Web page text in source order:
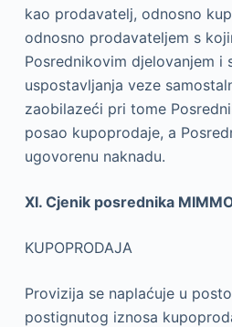
kao prodavatelj, odnosno
odnosno prodavateljem s
Posrednikovim djelovanjem i
uspostavljanja veze
zaobilazeći pri tome
posao kupoprodaje, a
ugovorenu naknadu.
XI. Cjenik posrednika
KUPOPRODAJA
Provizija se naplaćuje u
postignutog iznosa